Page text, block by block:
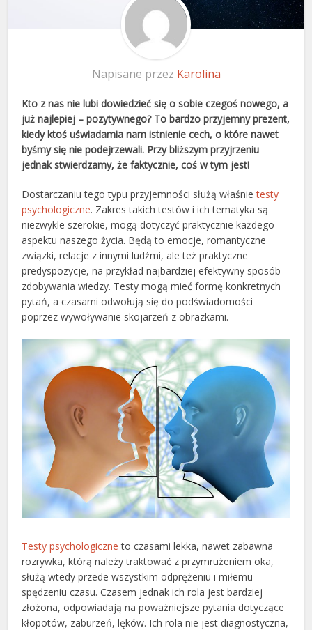
Napisane przez Karolina
Kto z nas nie lubi dowiedzieć się o sobie czegoś nowego, a
już najlepiej – pozytywnego? To bardzo przyjemny prezent,
kiedy ktoś uświadamia nam istnienie cech, o które nawet
byśmy się nie podejrzewali. Przy bliższym przyjrzeniu
jednak stwierdzamy, że faktycznie, coś w tym jest!
Dostarczaniu tego typu przyjemności służą właśnietesty
psychologiczne. Zakres takich testów i ich tematyka są
niezwykle szerokie, mogą dotyczyć praktycznie każdego
aspektu naszego życia. Będą to emocje, romantyczne
związki, relacje z innymi ludźmi, ale też praktyczne
predyspozycje, na przykład najbardziej efektywny sposób
zdobywania wiedzy. Testy mogą mieć formę konkretnych
pytań, a czasami odwołują się do podświadomości
poprzez wywoływanie skojarzeń z obrazkami.
Testy psychologiczne to czasami lekka, nawet zabawna
rozrywka, którą należy traktować z przymrużeniem oka,
służą wtedy przede wszystkim odprężeniu i miłemu
spędzeniu czasu. Czasem jednak ich rola jest bardziej
złożona, odpowiadają na poważniejsze pytania dotyczące
kłopotów, zaburzeń, lęków. Ich rola nie jest diagnostyczna,